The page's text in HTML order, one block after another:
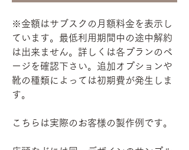
※金額はサブスクの月額料金を表示し
ています。最低利用期間中の途中解約
は出来ません。詳しくは各プランのペ
ージを確認下さい。追加オプションや
靴の種類によっては初期費が発生しま
す。
こちらは実際のお客様の製作例です。